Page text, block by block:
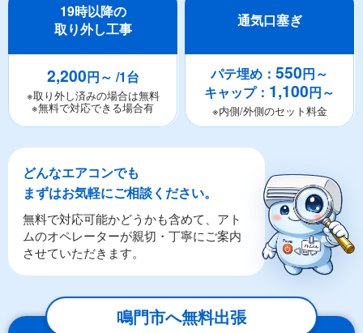
19時以降の
取り外し工事
2,200円～ /1台
※取り外し済みの場合は無料
※無料で対応できる場合有
通気口塞ぎ
パテ埋め：550円～
キャップ： 1,100円～
※内側/外側のセット料金
どんなエアコンでも
まずはお気軽にご相談ください。
無料で対応可能かどうかも含めて、アト
ムのオペレーターが親切・丁寧にご案内
させていただきます。
鳴門市へ無料出張